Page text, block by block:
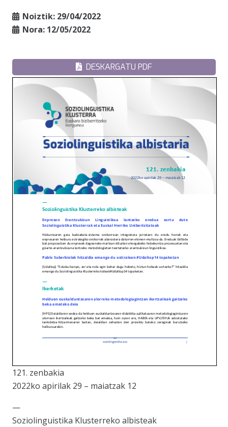
Noiztik: 29/04/2022
Nora: 12/05/2022
DESKARGATU PDF
121. zenbakia
2022ko apirilak 29 – maiatzak 12
—
Soziolinguistika Klusterreko albisteak